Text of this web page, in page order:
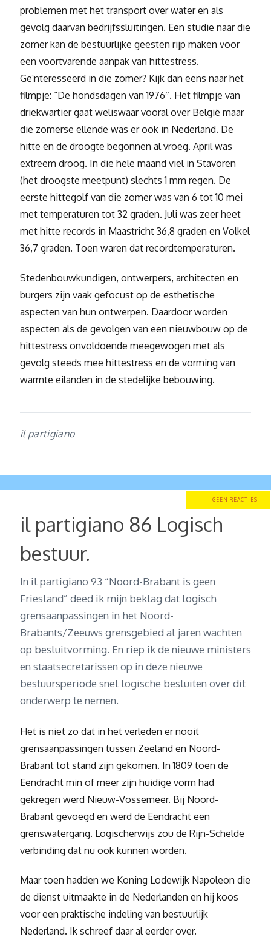
problemen met het transport over water en als
gevolg daarvan bedrijfssluitingen. Een studie naar die
zomer kan de bestuurlijke geesten rijp maken voor
een voortvarende aanpak van hittestress.
Geïnteresseerd in die zomer? Kijk dan eens naar het
filmpje: “De hondsdagen van 1976″. Het filmpje van
driekwartier gaat weliswaar vooral over België maar
die zomerse ellende was er ook in Nederland. De
hitte en de droogte begonnen al vroeg. April was
extreem droog. In die hele maand viel in Stavoren
(het droogste meetpunt) slechts 1 mm regen. De
eerste hittegolf van die zomer was van 6 tot 10 mei
met temperaturen tot 32 graden. Juli was zeer heet
met hitte records in Maastricht 36,8 graden en Volkel
36,7 graden. Toen waren dat recordtemperaturen.
Stedenbouwkundigen, ontwerpers, architecten en
burgers zijn vaak gefocust op de esthetische
aspecten van hun ontwerpen. Daardoor worden
aspecten als de gevolgen van een nieuwbouw op de
hittestress onvoldoende meegewogen met als
gevolg steeds mee hittestress en de vorming van
warmte eilanden in de stedelijke bebouwing.
il partigiano
GEEN REACTIES
il partigiano 86 Logisch
bestuur.
In il partigiano 93 “Noord-Brabant is geen
Friesland” deed ik mijn beklag dat logisch
grensaanpassingen in het Noord-
Brabants/Zeeuws grensgebied al jaren wachten
op besluitvorming. En riep ik de nieuwe ministers
en staatsecretarissen op in deze nieuwe
bestuursperiode snel logische besluiten over dit
onderwerp te nemen.
Het is niet zo dat in het verleden er nooit
grensaanpassingen tussen Zeeland en Noord-
Brabant tot stand zijn gekomen. In 1809 toen de
Eendracht min of meer zijn huidige vorm had
gekregen werd Nieuw-Vossemeer. Bij Noord-
Brabant gevoegd en werd de Eendracht een
grenswatergang. Logischerwijs zou de Rijn-Schelde
verbinding dat nu ook kunnen worden.
Maar toen hadden we Koning Lodewijk Napoleon die
de dienst uitmaakte in de Nederlanden en hij koos
voor een praktische indeling van bestuurlijk
Nederland. Ik schreef daar al eerder over.